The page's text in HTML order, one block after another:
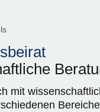
mit